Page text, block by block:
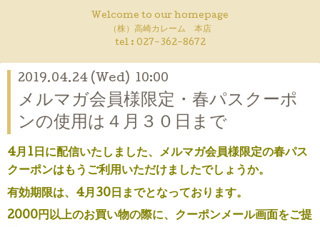
Welcome to our homepage
（株）高崎カレーム 本店
tel : 027-362-8672
2019.04.24 (Wed) 10:00
メルマガ会員様限定・春パスクーポ
ンの使用は４月３０日まで
4月1日に配信いたしました、メルマガ会員様限定の春パス
クーポンはもうご利用いただけましたでしょうか。
有効期限は、4月30日までとなっております。
2000円以上のお買い物の際に、クーポンメール画面をご提